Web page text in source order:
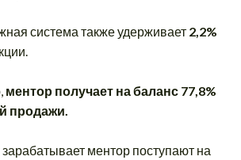
система также удерживает 2,2%
ментор получает на баланс 77,8%
продажи.
ментор поступают на